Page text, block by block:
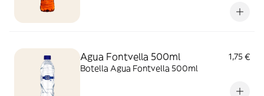
Agua Fontvella 500ml
1,75 €
Botella Agua Fontvella 500ml